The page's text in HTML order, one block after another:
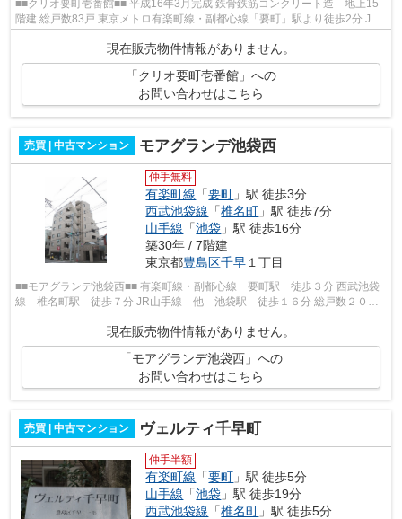
■■クリオ要町壱番館■■ 平成16年3月完成 鉄骨鉄筋コンクリート造 地上15
階建 総戸数83戸 東京メトロ有楽町線・副都心線「要町」駅より徒歩2分 JR
現在販売物件情報がありません。
「クリオ要町壱番館」への
お問い合わせはこちら
売買 | 中古マンション モアグランデ池袋西
仲手無料
有楽町線 「要町 」駅 徒歩3分
西武池袋線 「椎名町 」駅 徒歩7分
山手線 「池袋 」駅 徒歩16分
築30年 / 7階建
東京都豊島区千早 １丁目
■■モアグランデ池袋西■■ 有楽町線・副都心線 要町駅 徒歩３分 西武池袋
線 椎名町駅 徒歩７分 JR山手線 他 池袋駅 徒歩１６分 総戸数２０戸
鉄筋コンクリート造７階建 平成８...
現在販売物件情報がありません。
「モアグランデ池袋西」への
お問い合わせはこちら
売買 | 中古マンション ヴェルティ千早町
仲手半額
有楽町線 「要町 」駅 徒歩5分
山手線 「池袋 」駅 徒歩19分
西武池袋線 「椎名町 」駅 徒歩5分